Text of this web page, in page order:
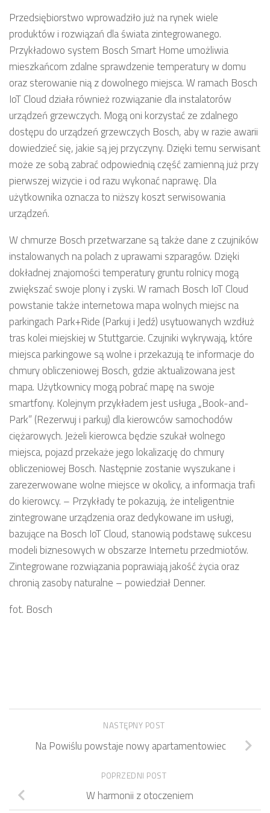
Przedsiębiorstwo wprowadziło już na rynek wiele
produktów i rozwiązań dla świata zintegrowanego.
Przykładowo system Bosch Smart Home umożliwia
mieszkańcom zdalne sprawdzenie temperatury w domu
oraz sterowanie nią z dowolnego miejsca. W ramach Bosch
IoT Cloud działa również rozwiązanie dla instalatorów
urządzeń grzewczych. Mogą oni korzystać ze zdalnego
dostępu do urządzeń grzewczych Bosch, aby w razie awarii
dowiedzieć się, jakie są jej przyczyny. Dzięki temu serwisant
może ze sobą zabrać odpowiednią część zamienną już przy
pierwszej wizycie i od razu wykonać naprawę. Dla
użytkownika oznacza to niższy koszt serwisowania
urządzeń.
W chmurze Bosch przetwarzane są także dane z czujników
instalowanych na polach z uprawami szparagów. Dzięki
dokładnej znajomości temperatury gruntu rolnicy mogą
zwiększać swoje plony i zyski. W ramach Bosch IoT Cloud
powstanie także internetowa mapa wolnych miejsc na
parkingach Park+Ride (Parkuj i Jedź) usytuowanych wzdłuż
tras kolei miejskiej w Stuttgarcie. Czujniki wykrywają, które
miejsca parkingowe są wolne i przekazują te informacje do
chmury obliczeniowej Bosch, gdzie aktualizowana jest
mapa. Użytkownicy mogą pobrać mapę na swoje
smartfony. Kolejnym przykładem jest usługa „Book-and-
Park” (Rezerwuj i parkuj) dla kierowców samochodów
ciężarowych. Jeżeli kierowca będzie szukał wolnego
miejsca, pojazd przekaże jego lokalizację do chmury
obliczeniowej Bosch. Następnie zostanie wyszukane i
zarezerwowane wolne miejsce w okolicy, a informacja trafi
do kierowcy. – Przykłady te pokazują, że inteligentnie
zintegrowane urządzenia oraz dedykowane im usługi,
bazujące na Bosch IoT Cloud, stanowią podstawę sukcesu
modeli biznesowych w obszarze Internetu przedmiotów.
Zintegrowane rozwiązania poprawiają jakość życia oraz
chronią zasoby naturalne – powiedział Denner.
fot. Bosch
NASTĘPNY POST
Na Powiślu powstaje nowy apartamentowiec
POPRZEDNI POST
W harmonii z otoczeniem